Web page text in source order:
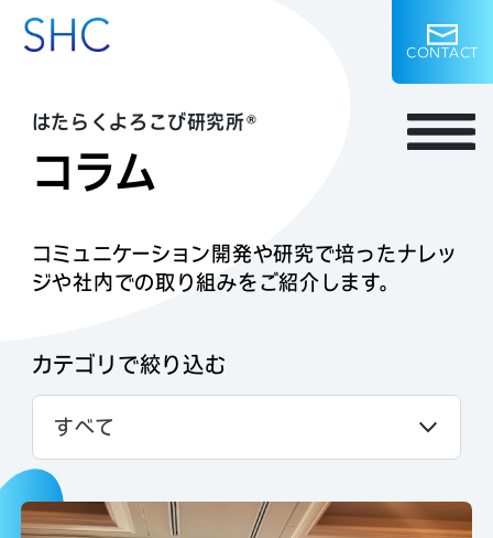
CONTACT
はたらくよろこび研究所®
コラム
コミュニケーション開発や研究で培ったナレッ
ジや社内での取り組みをご紹介します。
カテゴリで絞り込む